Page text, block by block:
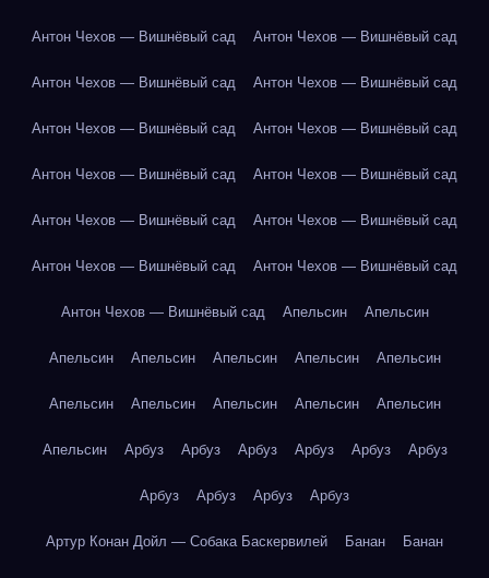
Антон Чехов — Вишнёвый сад Антон Чехов — Вишнёвый сад
Антон Чехов — Вишнёвый сад Антон Чехов — Вишнёвый сад
Антон Чехов — Вишнёвый сад Антон Чехов — Вишнёвый сад
Антон Чехов — Вишнёвый сад Антон Чехов — Вишнёвый сад
Антон Чехов — Вишнёвый сад Антон Чехов — Вишнёвый сад
Антон Чехов — Вишнёвый сад Антон Чехов — Вишнёвый сад
Антон Чехов — Вишнёвый сад Апельсин Апельсин
Апельсин Апельсин Апельсин Апельсин Апельсин
Апельсин Апельсин Апельсин Апельсин Апельсин
Апельсин Арбуз Арбуз Арбуз Арбуз Арбуз Арбуз
Арбуз Арбуз Арбуз Арбуз
Артур Конан Дойл — Собака Баскервилей Банан Банан